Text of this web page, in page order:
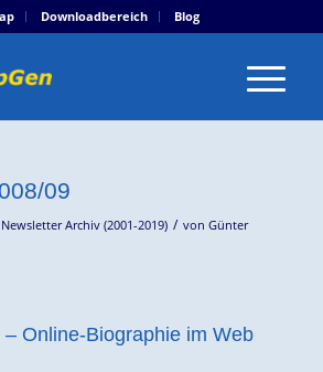
Downloadbereich Blog
09
Newsletter Archiv (2001-2019) / von Günter
Online-Biographie im Web